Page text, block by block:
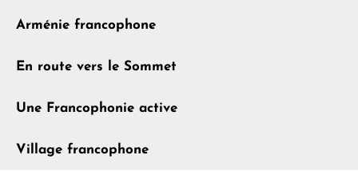
Arménie francophone
En route vers le Sommet
Une Francophonie active
Village francophone